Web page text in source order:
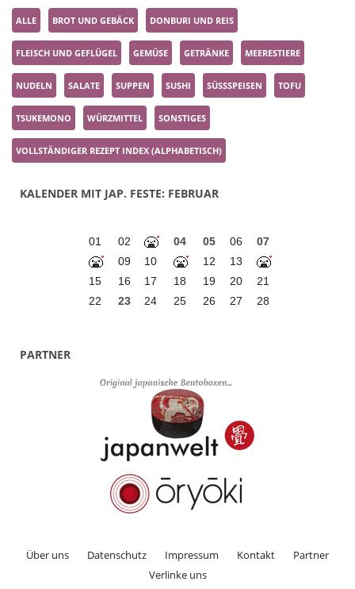
ALLE BROT UND GEBÄCK DONBURI UND REIS
FLEISCH UND GEFLÜGEL GEMÜSE GETRÄNKE MEERESTIERE
NUDELN SALATE SUPPEN SUSHI SÜSSSPEISEN TOFU
TSUKEMONO WÜRZMITTEL SONSTIGES
VOLLSTÄNDIGER REZEPT INDEX (ALPHABETISCH)
KALENDER MIT JAP. FESTE: FEBRUAR
01 02 04 05 06
07
09
10 12
13
15
16 17 18 19 20
21
22
23 24 25 26 27 28
PARTNER
Über uns Datenschutz Impressum Kontakt
Partner
Verlinke uns